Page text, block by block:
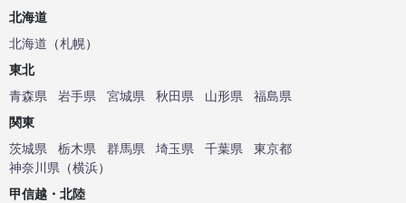
北海道
北海道 （札幌）
東北
青森県
岩手県 宮城県 秋田県 山形県
福島県
関東
茨城県
栃木県 群馬県 埼玉県 千葉県
東京都
神奈川県 （横浜）
甲信越・北陸